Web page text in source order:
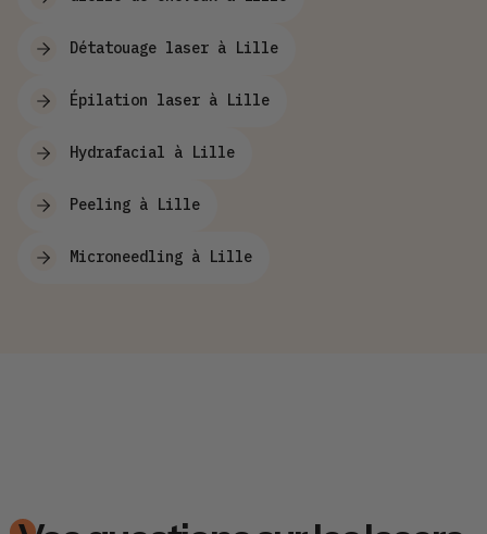
Détatouage laser à Lille
Épilation laser à Lille
Hydrafacial à Lille
Peeling à Lille
Microneedling à Lille